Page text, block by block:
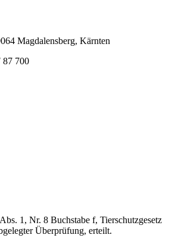
Magdalensberg, Kärnten
87 700
1, Nr. 8 Buchstabe f, Tierschutzgesetz
Überprüfung, erteilt.